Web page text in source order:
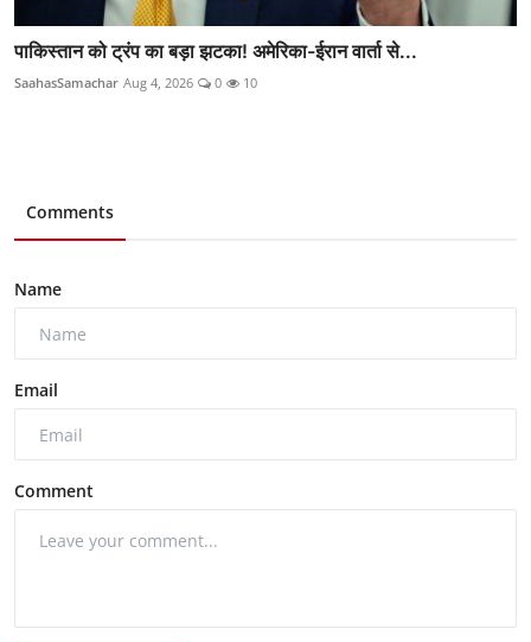
पाकिस्तान को ट्रंप का बड़ा झटका! अमेरिका-ईरान वार्ता से...
SaahasSamachar Aug 4, 2026 0 10
Comments
Name
Email
Comment